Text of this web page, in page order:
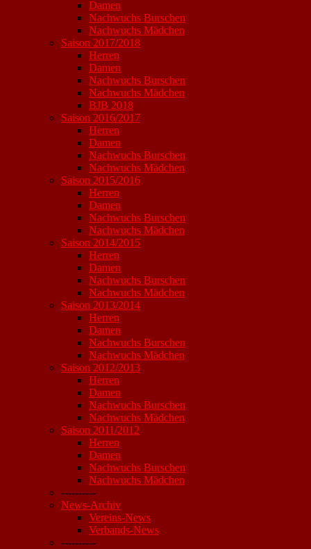
Damen
Nachwuchs Burschen
Nachwuchs Mädchen
Saison 2017/2018
Herren
Damen
Nachwuchs Burschen
Nachwuchs Mädchen
BJB 2018
Saison 2016/2017
Herren
Damen
Nachwuchs Burschen
Nachwuchs Mädchen
Saison 2015/2016
Herren
Damen
Nachwuchs Burschen
Nachwuchs Mädchen
Saison 2014/2015
Herren
Damen
Nachwuchs Burschen
Nachwuchs Mädchen
Saison 2013/2014
Herren
Damen
Nachwuchs Burschen
Nachwuchs Mädchen
Saison 2012/2013
Herren
Damen
Nachwuchs Burschen
Nachwuchs Mädchen
Saison 2011/2012
Herren
Damen
Nachwuchs Burschen
Nachwuchs Mädchen
----------
News-Archiv
Vereins-News
Verbands-News
----------